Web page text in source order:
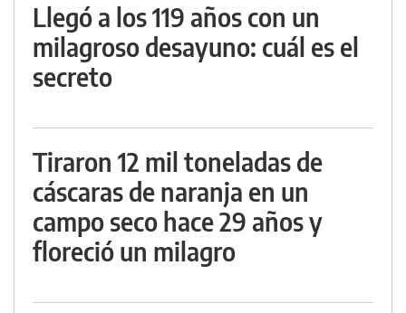
Llegó a los 119 años con un
milagroso desayuno: cuál es el
secreto
Tiraron 12 mil toneladas de
cáscaras de naranja en un
campo seco hace 29 años y
floreció un milagro